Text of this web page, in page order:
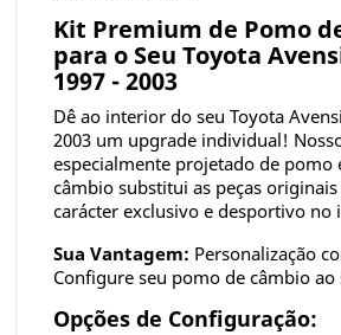
Kit Premium de Pomo
para o Seu Toyota
1997 - 2003
Dê ao interior do seu Toyota
2003 um upgrade individual!
especialmente projetado de pomo
câmbio substitui as peças
carácter exclusivo e desportivo no
Sua Vantagem: Personalização
Configure seu pomo de câmbio ao
Opções de Configuração: